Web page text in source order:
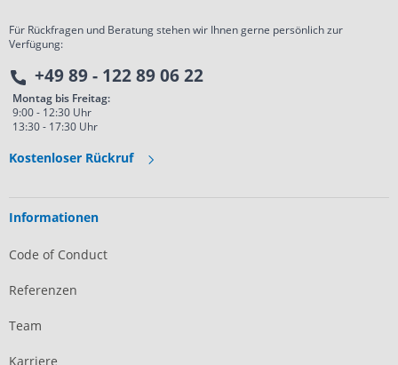
Für Rückfragen und Beratung stehen wir Ihnen gerne persönlich zur
Verfügung:
+49 89 - 122 89 06 22
Montag bis Freitag:
9:00 - 12:30 Uhr
13:30 - 17:30 Uhr
Kostenloser Rückruf
Informationen
Code of Conduct
Referenzen
Team
Karriere